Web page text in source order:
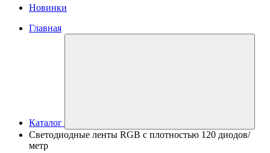
Новинки
Главная
Каталог
Светодиодные ленты RGB с плотностью 120 диодов/
метр